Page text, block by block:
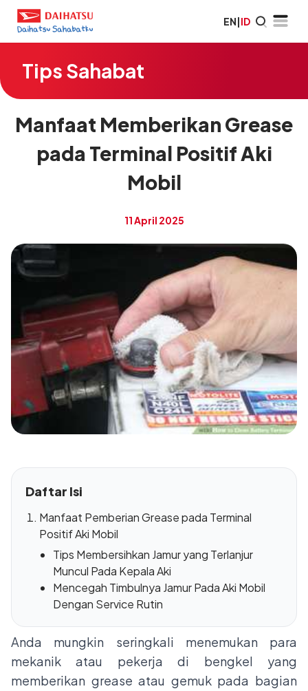
EN|ID
Tips Sahabat
Manfaat Memberikan Grease
pada Terminal Positif Aki
Mobil
11 April 2025
Daftar Isi
Manfaat Pemberian Grease pada Terminal
Positif Aki Mobil
Tips Membersihkan Jamur yang Terlanjur
Muncul Pada Kepala Aki
Mencegah Timbulnya Jamur Pada Aki Mobil
Dengan Service Rutin
Anda mungkin seringkali menemukan para
mekanik atau pekerja di bengkel yang
memberikan grease atau gemuk pada bagian